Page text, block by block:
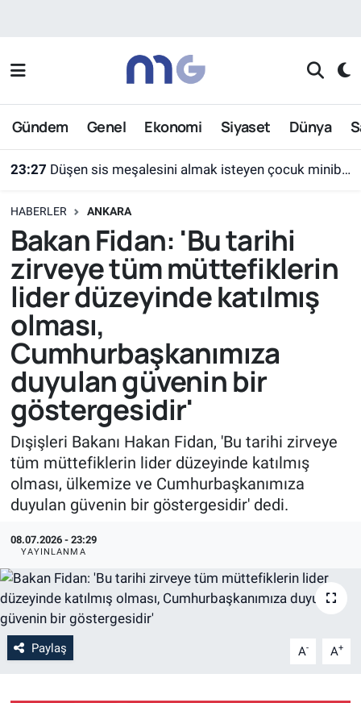
Gündem Genel Ekonomi Siyaset Dünya
23:27 Düşen sis meşalesini almak isteyen çocuk minibüsün altında kaldı
HABERLER ANKARA
Bakan Fidan: 'Bu tarihi
zirveye tüm müttefiklerin
lider düzeyinde katılmış
olması,
Cumhurbaşkanımıza
duyulan güvenin bir
göstergesidir'
Dışişleri Bakanı Hakan Fidan, 'Bu tarihi zirveye
tüm müttefiklerin lider düzeyinde katılmış
olması, ülkemize ve Cumhurbaşkanımıza
duyulan güvenin bir göstergesidir' dedi.
08.07.2026 - 23:29
YAYINLANMA
Paylaş A- A+
Nöbetçi Eczaneler
Hava Durumu
Süper Lig Puan Durumu ve Fikstür
Tüm Manşetler
Son Dakika Haberleri
Haber Arşivi